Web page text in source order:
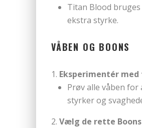
Titan Blood
ekstra styrke.
VÅBEN OG BOONS
Eksperimentér
Prøv alle våben for
styrker og
Vælg de rette Boons